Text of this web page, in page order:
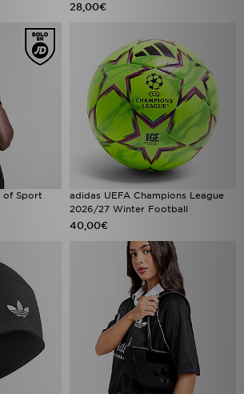
28,00€
of Sport
adidas UEFA Champions League
2026/27 Winter Football
40,00€